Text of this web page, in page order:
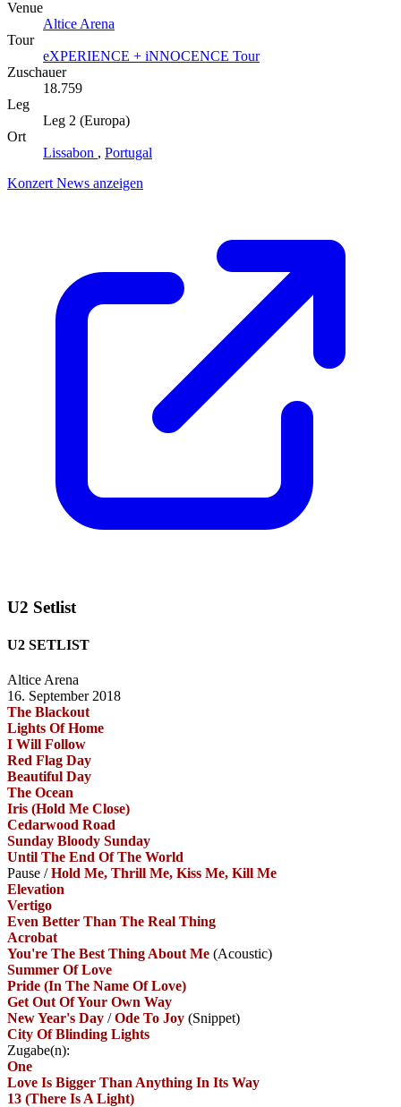
Venue
Altice Arena
Tour
eXPERIENCE + iNNOCENCE Tour
Zuschauer
18.759
Leg
Leg 2 (Europa)
Ort
Lissabon , Portugal
Konzert News anzeigen
U2 Setlist
U2 SETLIST
Altice Arena
16. September 2018
The Blackout
Lights Of Home
I Will Follow
Red Flag Day
Beautiful Day
The Ocean
Iris (Hold Me Close)
Cedarwood Road
Sunday Bloody Sunday
Until The End Of The World
Pause /Hold Me, Thrill Me, Kiss Me, Kill Me
Elevation
Vertigo
Even Better Than The Real Thing
Acrobat
You're The Best Thing About Me (Acoustic)
Summer Of Love
Pride (In The Name Of Love)
Get Out Of Your Own Way
New Year's Day /Ode To Joy (Snippet)
City Of Blinding Lights
Zugabe(n):
One
Love Is Bigger Than Anything In Its Way
13 (There Is A Light)